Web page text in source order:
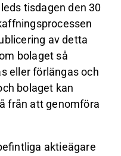
tisdagen den 30
av detta
bolaget så
eller förlängas och
bolaget kan
från att genomföra
aktieägare